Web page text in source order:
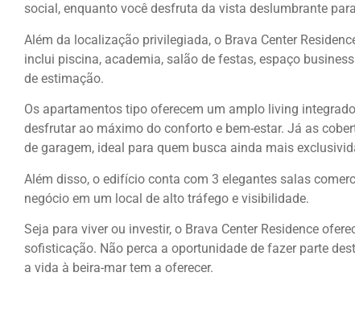
social, enquanto você desfruta da vista deslumbrante
Além da localização privilegiada, o Brava Center
inclui piscina, academia, salão de festas, espaço
de estimação.
Os apartamentos tipo oferecem um amplo living
desfrutar ao máximo do conforto e bem-estar. Já as
de garagem, ideal para quem busca ainda mais
Além disso, o edifício conta com 3 elegantes salas
negócio em um local de alto tráfego e visibilidade.
Seja para viver ou investir, o Brava Center Residence
sofisticação. Não perca a oportunidade de fazer parte
a vida à beira-mar tem a oferecer.